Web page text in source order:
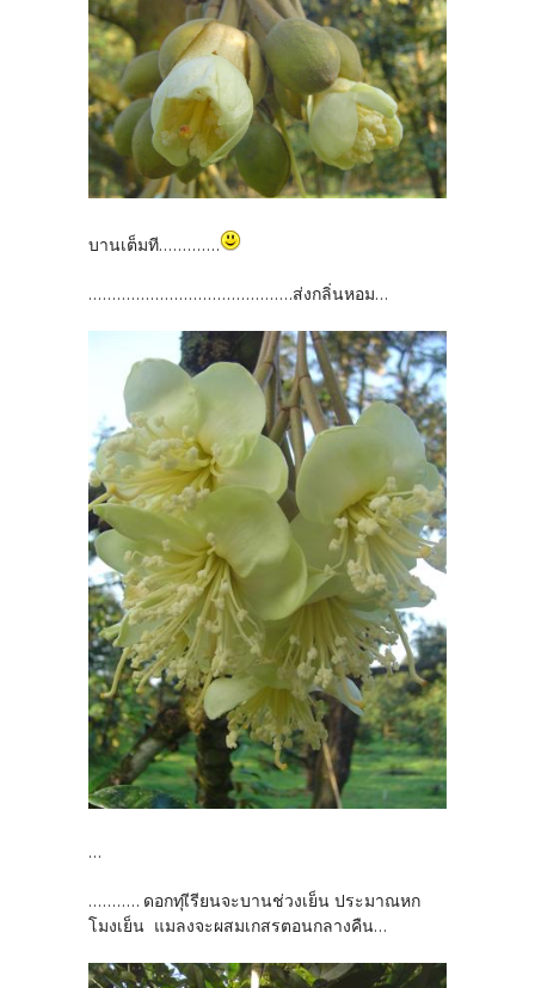
บานเต็มที.............
...........................................ส่งกลิ่นหอม...
...
........... ดอกทุเีรียนจะบานช่วงเย็น ประมาณหก
โมงเย็น แมลงจะผสมเกสรตอนกลางคืน...